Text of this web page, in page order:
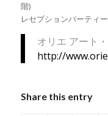
階)
レセプションパーティ
オリエ アート
http://
Share this entry